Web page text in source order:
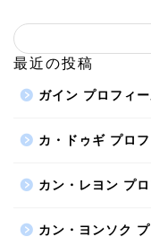
最近の投稿
ガイン プロフィ
カ・ドゥギ プロ
カン・レヨン プ
カン・ヨンソク